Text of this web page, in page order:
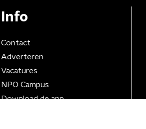
Info
Contact
Adverteren
Vacatures
NPO Campus
Download de app